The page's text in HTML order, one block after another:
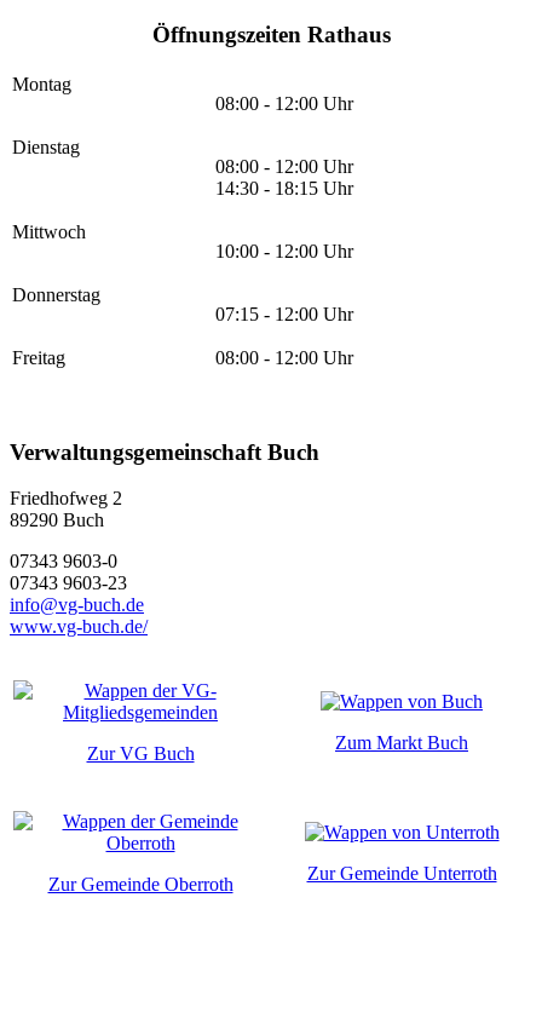
Öffnungszeiten Rathaus
Montag
08:00 - 12:00 Uhr
Dienstag
08:00 - 12:00 Uhr
14:30 - 18:15 Uhr
Mittwoch
10:00 - 12:00 Uhr
Donnerstag
07:15 - 12:00 Uhr
Freitag 08:00 - 12:00 Uhr
Verwaltungsgemeinschaft Buch
Friedhofweg 2
89290 Buch
07343 9603-0
07343 9603-23
info@vg-buch.de
www.vg-buch.de/
Zur VG Buch
Zum Markt Buch
Zur Gemeinde Oberroth
Zur Gemeinde Unterroth